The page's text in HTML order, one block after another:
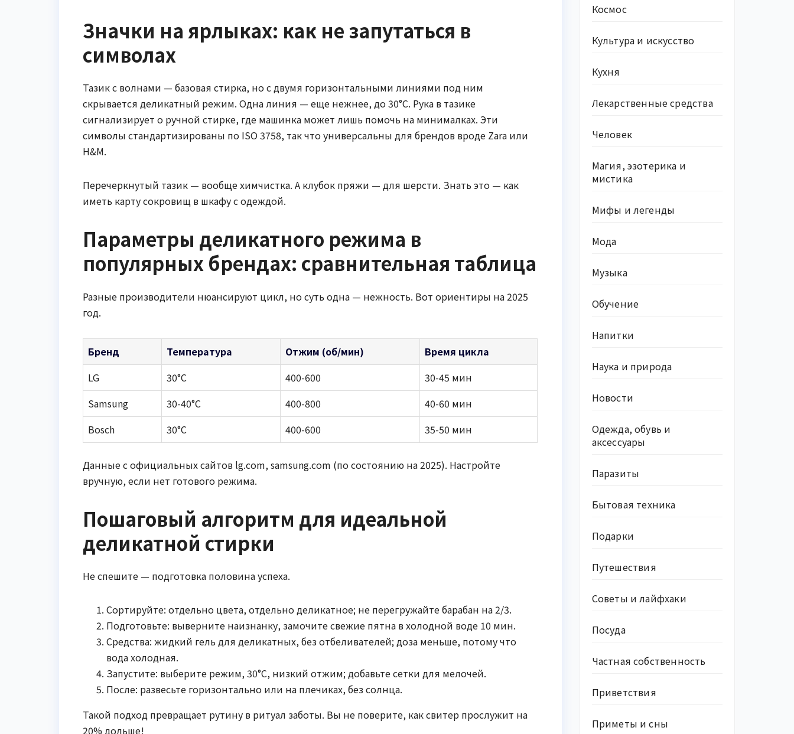
Значки на ярлыках: как не запутаться в
символах
Тазик с волнами — базовая стирка, но с двумя горизонтальными линиями под ним
скрывается деликатный режим. Одна линия — еще нежнее, до 30°C. Рука в тазике
сигнализирует о ручной стирке, где машинка может лишь помочь на минималках. Эти
символы стандартизированы по ISO 3758, так что универсальны для брендов вроде Zara или
H&M.
Перечеркнутый тазик — вообще химчистка. А клубок пряжи — для шерсти. Знать это — как
иметь карту сокровищ в шкафу с одеждой.
Параметры деликатного режима в
популярных брендах: сравнительная таблица
Разные производители нюансируют цикл, но суть одна — нежность. Вот ориентиры на 2025
год.
Бренд Температура Отжим (об/мин)
Время цикла
LG
30°C 400-600
30-45 мин
Samsung
30-40°C 400-800
40-60 мин
Bosch
30°C 400-600 35-50 мин
Данные с официальных сайтов lg.com, samsung.com (по состоянию на 2025). Настройте
вручную, если нет готового режима.
Пошаговый алгоритм для идеальной
деликатной стирки
Не спешите — подготовка половина успеха.
Сортируйте: отдельно цвета, отдельно деликатное; не перегружайте барабан на 2/3.
Подготовьте: выверните наизнанку, замочите свежие пятна в холодной воде 10 мин.
Средства: жидкий гель для деликатных, без отбеливателей; доза меньше, потому что
вода холодная.
Запустите: выберите режим, 30°C, низкий отжим; добавьте сетки для мелочей.
После: развесьте горизонтально или на плечиках, без солнца.
Такой подход превращает рутину в ритуал заботы. Вы не поверите, как свитер прослужит на
20% дольше!
Космос
Культура и искусство
Кухня
Лекарственные средства
Человек
Магия, эзотерика и
мистика
Мифы и легенды
Мода
Музыка
Обучение
Напитки
Наука и природа
Новости
Одежда, обувь и
аксессуары
Паразиты
Бытовая техника
Подарки
Путешествия
Советы и лайфхаки
Посуда
Частная собственность
Приветствия
Приметы и сны